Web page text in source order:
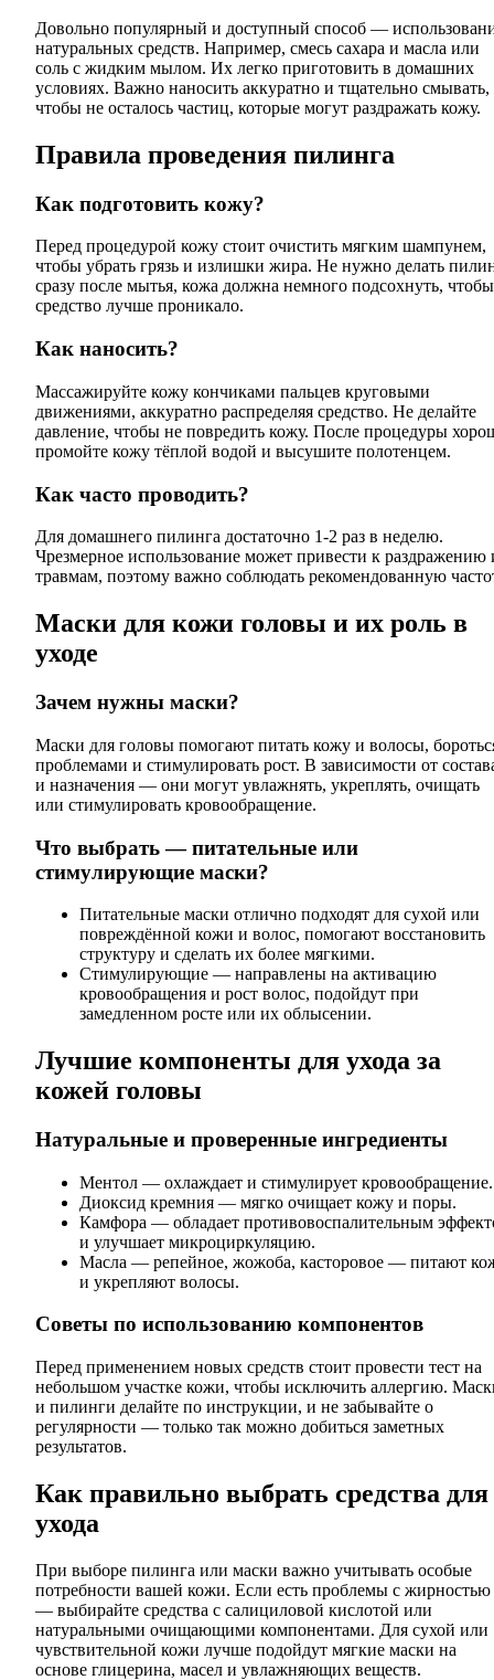
Довольно популярный и доступный способ —
натуральных средств. Например, смесь сахара и масла или
соль с жидким мылом. Их легко приготовить в домашних
условиях. Важно наносить аккуратно и тщательно смывать,
чтобы не осталось частиц, которые могут раздражать кожу.
Правила проведения пилинга
Как подготовить кожу?
Перед процедурой кожу стоит очистить мягким шампунем,
чтобы убрать грязь и излишки жира. Не нужно делать
сразу после мытья, кожа должна немного подсохнуть, чтобы
средство лучше проникало.
Как наносить?
Массажируйте кожу кончиками пальцев круговыми
движениями, аккуратно распределяя средство. Не делайте
давление, чтобы не повредить кожу. После процедуры
промойте кожу тёплой водой и высушите полотенцем.
Как часто проводить?
Для домашнего пилинга достаточно 1-2 раз в неделю.
Чрезмерное использование может привести к раздражению
травмам, поэтому важно соблюдать рекомендованную
Маски для кожи головы и их роль в
уходе
Зачем нужны маски?
Маски для головы помогают питать кожу и волосы,
проблемами и стимулировать рост. В зависимости от
и назначения — они могут увлажнять, укреплять, очищать
или стимулировать кровообращение.
Что выбрать — питательные или
стимулирующие маски?
Питательные маски отлично подходят для сухой или
повреждённой кожи и волос, помогают восстановить
структуру и сделать их более мягкими.
Стимулирующие — направлены на активацию
кровообращения и рост волос, подойдут при
замедленном росте или их облысении.
Лучшие компоненты для ухода за
кожей головы
Натуральные и проверенные ингредиенты
Ментол — охлаждает и стимулирует кровообращение.
Диоксид кремния — мягко очищает кожу и поры.
Камфора — обладает противовоспалительным
и улучшает микроциркуляцию.
Масла — репейное, жожоба, касторовое — питают
и укрепляют волосы.
Советы по использованию компонентов
Перед применением новых средств стоит провести тест на
небольшом участке кожи, чтобы исключить аллергию.
и пилинги делайте по инструкции, и не забывайте о
регулярности — только так можно добиться заметных
результатов.
Как правильно выбрать средства для
ухода
При выборе пилинга или маски важно учитывать особые
потребности вашей кожи. Если есть проблемы с жирностью
— выбирайте средства с салициловой кислотой или
натуральными очищающими компонентами. Для сухой или
чувствительной кожи лучше подойдут мягкие маски на
основе глицерина, масел и увлажняющих веществ.